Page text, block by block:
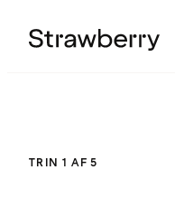
TRIN 1 AF 5